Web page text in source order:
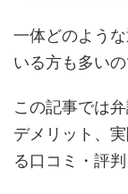
一体どのよう
いる方も多い
この記事では
デメリット、
る口コミ・評